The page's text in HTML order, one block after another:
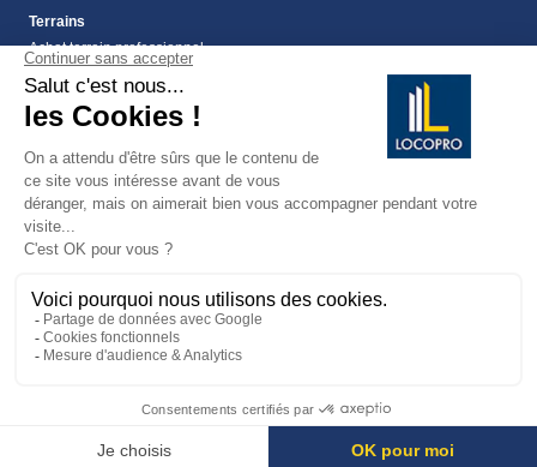
Terrains
Achat terrain professionnel
location de terrain Alpes Maritimes (06)
Maritimes (06)
Terrains
Vente terrain Alpes maritimes (06)
vente terrains à montauroux
Avis
Mentions légales• © Locopro